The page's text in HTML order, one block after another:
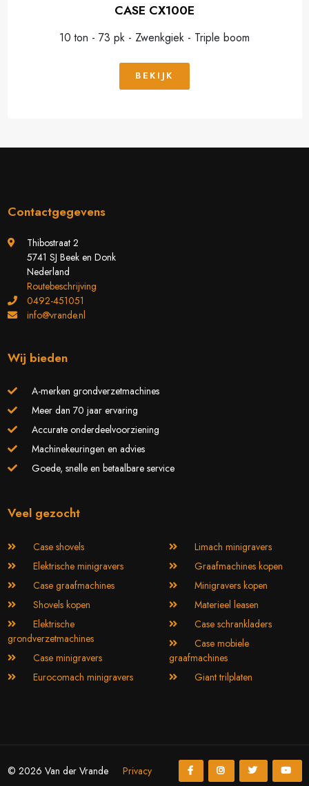
CASE CX100E
10 ton - 73 pk - Zwenkgiek - Triple boom
BEKIJK
Contactgegevens
Thibostraat 2
5741 SJ Beek en Donk
Nederland
Routebeschrijving
0492-451051
info@vrande.nl
Wij bieden
A-merken grondverzetmachines
Meer dan 70 jaar ervaring
Accurate onderdeelvoorziening
Machinekeuringen en advies
Goede, snelle en betaalbare service
Veel gezocht
Case shovels
Elektrische minigravers
Case graafmachines
Shovels kopen
Elektrische
grondverzetmachines
Case minigravers
Eurocomach minigravers
Limach minigravers
Graafmachines kopen
Minigravers kopen
Materieel leasen
Case schrankladers
Case mobiele
graafmachines
Giant trilplaten
© 2026 Van der Vrande Privacy